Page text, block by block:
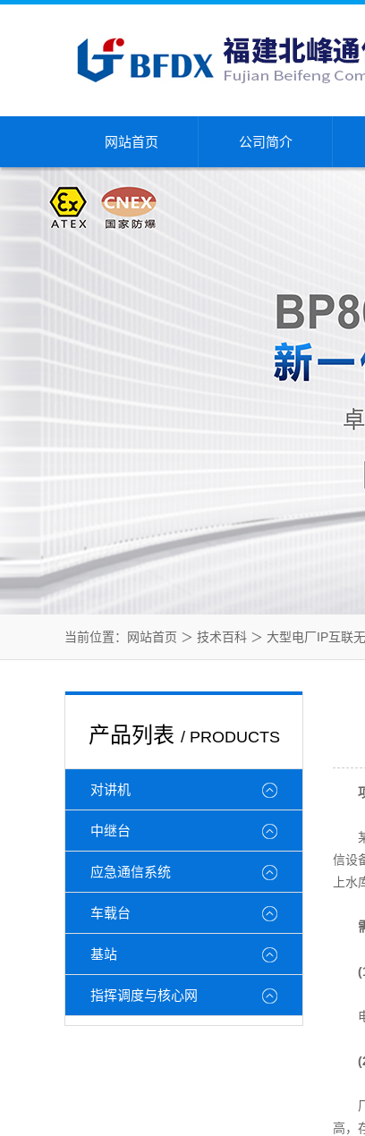
网站首页 公司简介
当前位置： 网站首页 ＞ 技术百科 ＞ 大型电厂IP互联
产品列表 / PRODUCTS
对讲机
中继台
应急通信系统
车载台
基站
指挥调度与核心网
某
信设
上
电
厂
高，